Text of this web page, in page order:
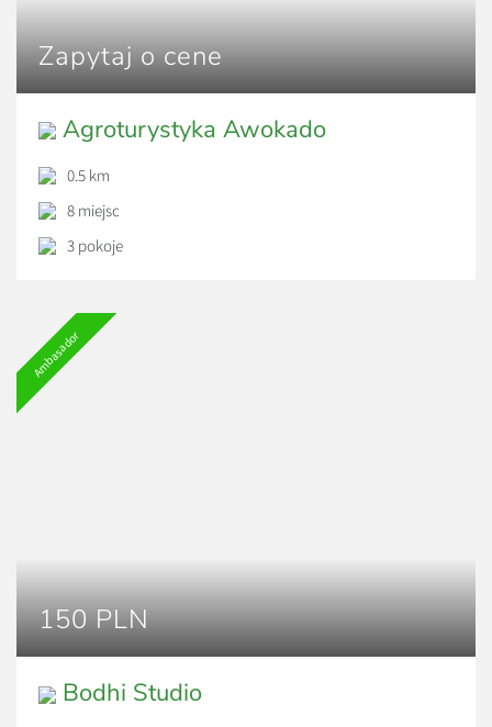
Zapytaj o cene
Agroturystyka Awokado
0.5 km
8 miejsc
3 pokoje
Ambasador
150 PLN
Bodhi Studio